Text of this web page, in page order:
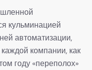
кульминацией
автоматизации,
компании, как
году «переполох»